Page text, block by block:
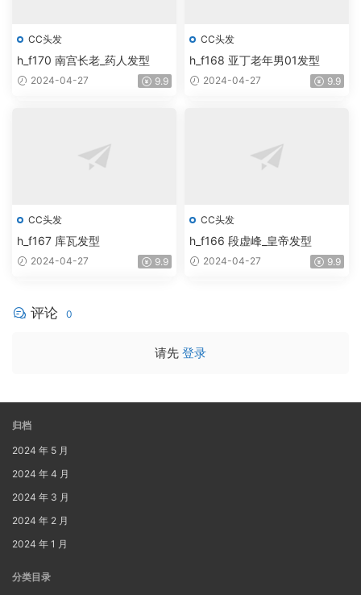
CC头发
h_f170 南宫长老_药人发型
2024-04-27 9.9
CC头发
h_f168 亚丁老年男01发型
2024-04-27 9.9
CC头发
h_f167 库瓦发型
2024-04-27 9.9
CC头发
h_f166 段虚峰_皇帝发型
2024-04-27 9.9
评论 0
请先 登录
归档
2024 年 5 月
2024 年 4 月
2024 年 3 月
2024 年 2 月
2024 年 1 月
分类目录